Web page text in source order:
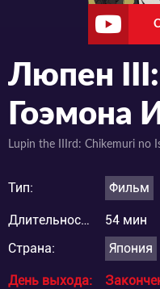
Люпен
Гоэмона
Lupin the IIIrd: Chikemuri no
Тип: Фильм
Длительность:
54 мин
Страна:
Япония
День выхода: